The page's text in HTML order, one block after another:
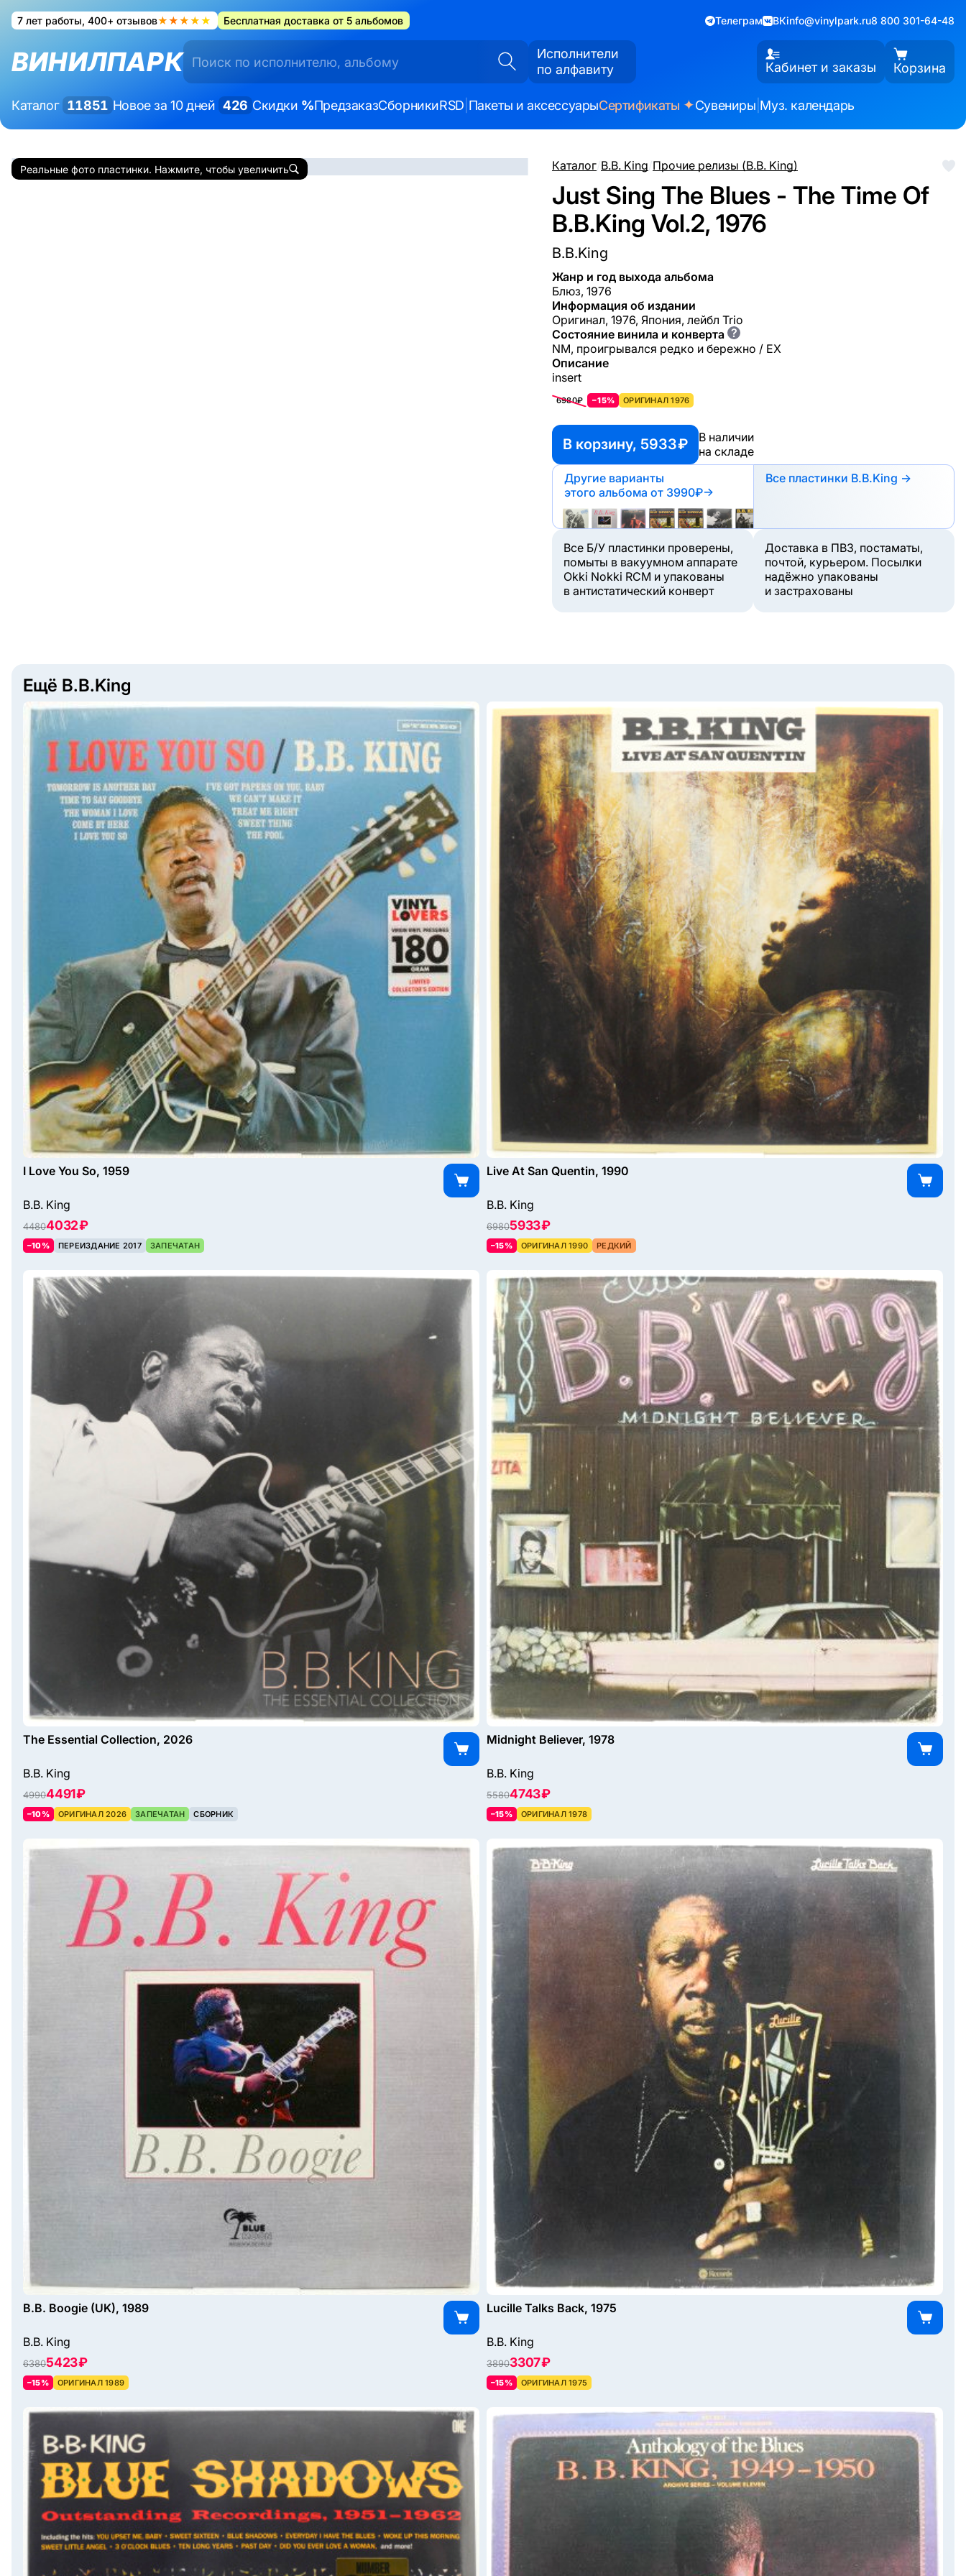
7 лет работы, 400+ отзывов★★★★★ Бесплатная доставка от 5 альбомов Телеграм ВКinfo@vinylpark.ru8 800 301-64-48
ВИНИЛПАРК
Исполнители
по алфавиту
Кабинет и заказы Корзина
Каталог 11851 Новое за 10 дней 426 Скидки %ПредзаказСборникиRSD Пакеты и аксессуарыСертификаты ✦Сувениры Муз. календарь
Каталог/B.B. King/Прочие релизы (B.B. King)
Just Sing The Blues - The Time Of
B.B.King Vol.2, 1976
B.B.King
Жанр и год выхода альбома
Блюз, 1976
Информация об издании
Оригинал, 1976, Япония, лейбл Trio
Состояние винила и конверта ?
NM, проигрывался редко и бережно / EX
Описание
insert
6980₽ −15% ОРИГИНАЛ 1976
В корзину, 5933 ₽
В наличии
на складе
Другие варианты
этого альбома от 3990₽→
Все пластинки B.B.King →
Все Б/У пластинки проверены,
помыты в вакуумном аппарате
Okki Nokki RCM и упакованы
в антистатический конверт
Доставка в ПВЗ, постаматы,
почтой, курьером. Посылки
надёжно упакованы
и застрахованы
Реальные фото пластинки. Нажмите, чтобы увеличить
Ещё B.B.King
I Love You So, 1959
B.B. King
44804032 ₽
–10% ПЕРЕИЗДАНИЕ 2017 ЗАПЕЧАТАН
Live At San Quentin, 1990
B.B. King
69805933 ₽
–15% ОРИГИНАЛ 1990 РЕДКИЙ
The Essential Collection, 2026
B.B. King
49904491 ₽
–10% ОРИГИНАЛ 2026 ЗАПЕЧАТАН СБОРНИК
Midnight Believer, 1978
B.B. King
55804743 ₽
–15% ОРИГИНАЛ 1978
B.B. Boogie (UK), 1989
B.B. King
63805423 ₽
–15% ОРИГИНАЛ 1989
Lucille Talks Back, 1975
B.B. King
38903307 ₽
–15% ОРИГИНАЛ 1975